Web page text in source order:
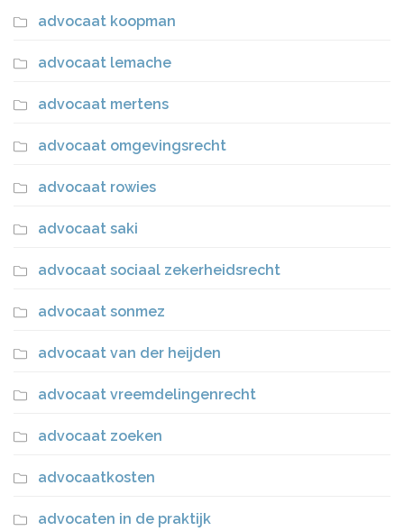
advocaat koopman
advocaat lemache
advocaat mertens
advocaat omgevingsrecht
advocaat rowies
advocaat saki
advocaat sociaal zekerheidsrecht
advocaat sonmez
advocaat van der heijden
advocaat vreemdelingenrecht
advocaat zoeken
advocaatkosten
advocaten in de praktijk